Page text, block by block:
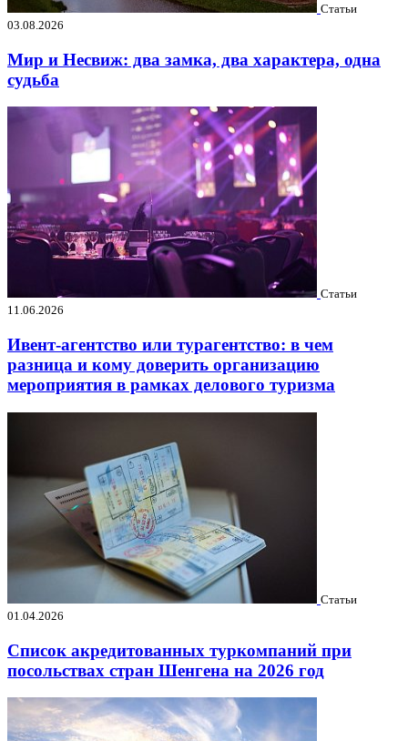
Статьи
03.08.2026
Мир и Несвиж: два замка, два характера, одна
судьба
Статьи
11.06.2026
Ивент-агентство или турагентство: в чем
разница и кому доверить организацию
мероприятия в рамках делового туризма
Статьи
01.04.2026
Список акредитованных туркомпаний при
посольствах стран Шенгена на 2026 год